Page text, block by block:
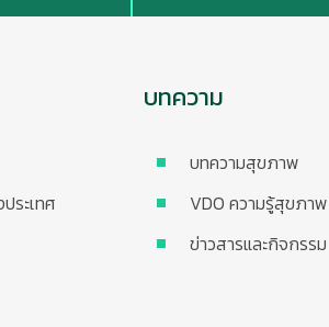
ระเทศ
บทความ
บทความสุขภาพ
VDO ความรู้สุขภาพ
ข่าวสารและกิจกรรม